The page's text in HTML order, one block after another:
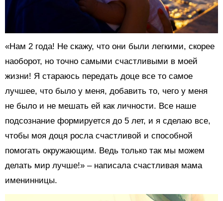
«Нам 2 года! Не скажу, что они были легкими, скорее
наоборот, но точно самыми счастливыми в моей
жизни! Я стараюсь передать доце все то самое
лучшее, что было у меня, добавить то, чего у меня
не было и не мешать ей как личности. Все наше
подсознание формируется до 5 лет, и я сделаю все,
чтобы моя доця росла счастливой и способной
помогать окружающим. Ведь только так мы можем
делать мир лучше!» – написала счастливая мама
именинницы.